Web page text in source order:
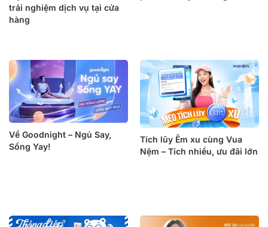
trải nghiệm dịch vụ tại cửa
hàng
Về Goodnight – Ngủ Say,
Sống Yay!
Tích lũy Êm xu cùng Vua
Nệm – Tích nhiều, ưu đãi lớn